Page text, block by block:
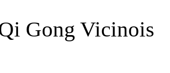
Gong Vicinois